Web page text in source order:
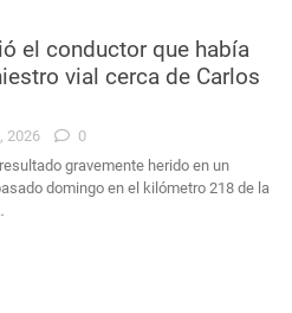
el conductor que había
vial cerca de Carlos
2026
0
gravemente herido en un
domingo en el kilómetro 218 de la